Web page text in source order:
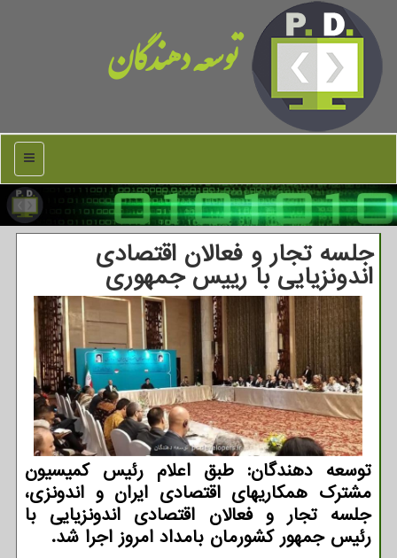
توسعه دهندگان
منو
جلسه تجار و فعالان اقتصادی
اندونزیایی با رییس جمهوری
توسعه دهندگان: طبق اعلام رئیس کمیسیون
مشترک همکاریهای اقتصادی ایران و اندونزی،
جلسه تجار و فعالان اقتصادی اندونزیایی با
رئیس جمهور کشورمان بامداد امروز اجرا شد.